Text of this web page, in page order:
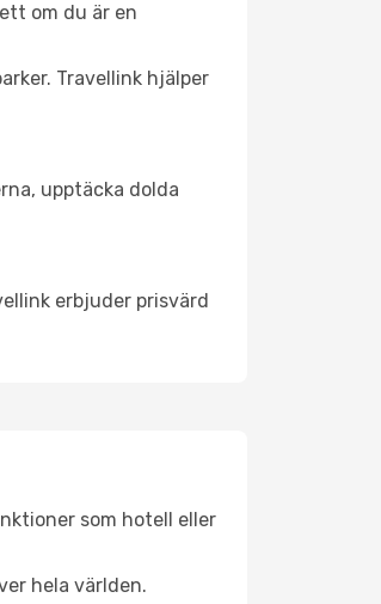
om du är en
Travellink hjälper
upptäcka dolda
erbjuder prisvärd
som hotell eller
hela världen.